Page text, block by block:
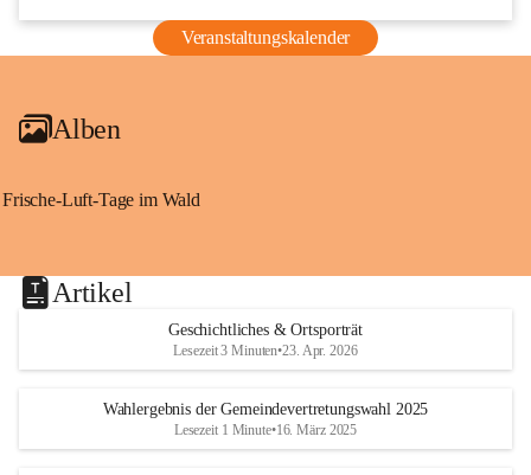
Veranstaltungskalender
Alben
Frische-Luft-Tage im Wald
Artikel
Geschichtliches & Ortsporträt
Lesezeit 3 Minuten•23. Apr. 2026
Wahlergebnis der Gemeindevertretungswahl 2025
Lesezeit 1 Minute•16. März 2025